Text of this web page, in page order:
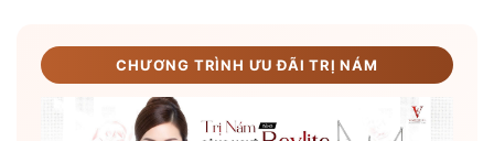
CHƯƠNG TRÌNH ƯU ĐÃI TRỊ NÁM